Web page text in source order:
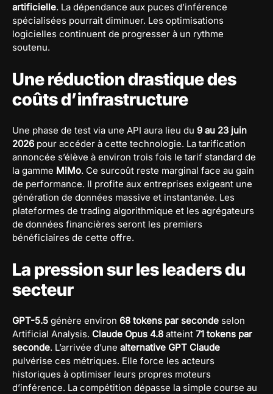
artificielle. La dépendance aux puces d’inférence
spécialisées pourrait diminuer. Les optimisations
logicielles continuent de progresser à un rythme
soutenu.
Une réduction drastique des
coûts d’infrastructure
Une phase de test via une API aura lieu du 9 au 23 juin
2026 pour accéder à cette technologie. La tarification
annoncée s’élève à environ trois fois le tarif standard de
la gamme MiMo. Ce surcoût reste marginal face au gain
de performance. Il profite aux entreprises exigeant une
génération de données massive et instantanée. Les
plateformes de trading algorithmique et les agrégateurs
de données financières seront les premiers
bénéficiaires de cette offre.
La pression sur les leaders du
secteur
GPT-5.5 génère environ 68 tokens par seconde selon
Artificial Analysis. Claude Opus 4.8 atteint 71 tokens par
seconde. L’arrivée d’une alternative GPT Claude
pulvérise ces métriques. Elle force les acteurs
historiques à optimiser leurs propres moteurs
d’inférence. La compétition dépasse la simple course au